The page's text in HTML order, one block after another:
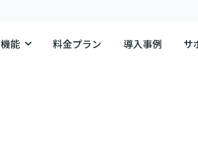
機能 料金プラン 導入事例 サ